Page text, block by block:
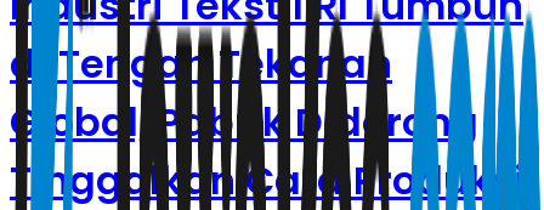
di Tengah Tekanan
Global, Pabrik Didorong
Tinggalkan Cara Produksi